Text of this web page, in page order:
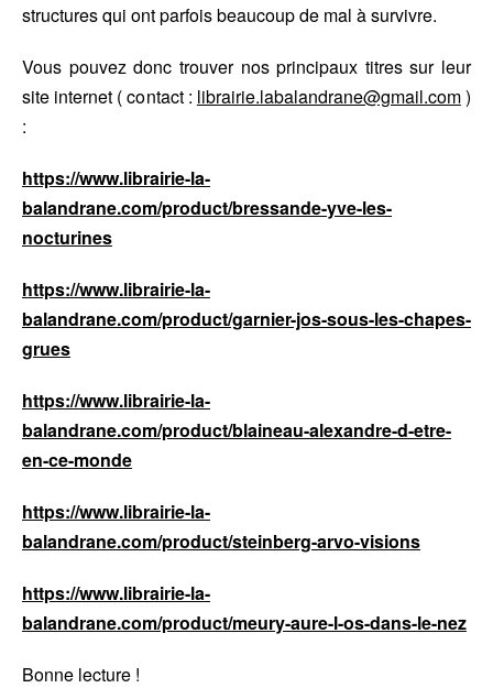
structures qui ont parfois beaucoup de mal à survivre.
Vous pouvez donc trouver nos principaux titres sur leur
site internet ( contact : librairie.labalandrane@gmail.com)
:
https://www.librairie-la-
balandrane.com/product/bressande-yve-les-
nocturines
https://www.librairie-la-
balandrane.com/product/garnier-jos-sous-les-chapes-
grues
https://www.librairie-la-
balandrane.com/product/blaineau-alexandre-d-etre-
en-ce-monde
https://www.librairie-la-
balandrane.com/product/steinberg-arvo-visions
https://www.librairie-la-
balandrane.com/product/meury-aure-l-os-dans-le-nez
Bonne lecture !